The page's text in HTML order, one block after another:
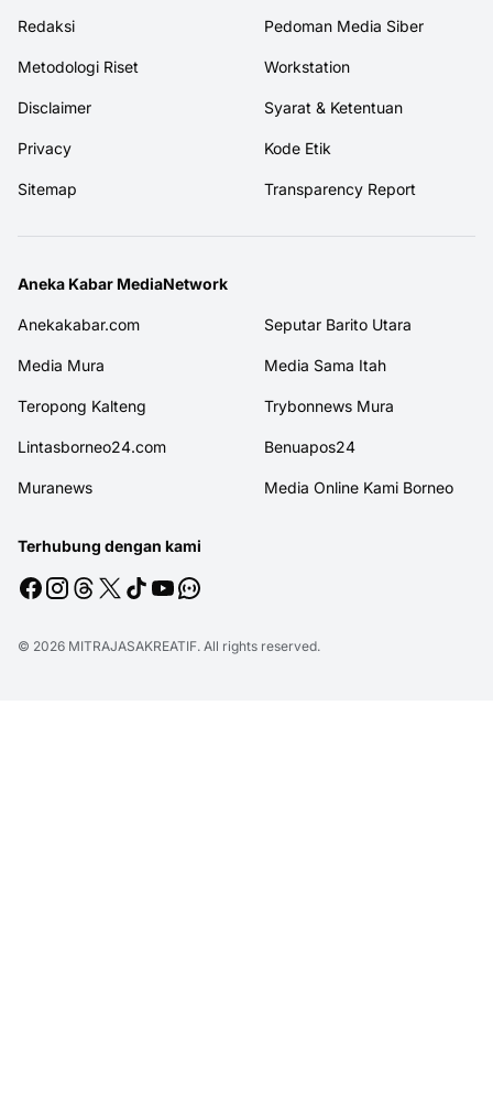
Redaksi Pedoman Media Siber
Metodologi Riset Workstation
Disclaimer Syarat & Ketentuan
Privacy Kode Etik
Sitemap Transparency Report
Aneka Kabar MediaNetwork
Anekakabar.com Seputar Barito Utara
Media Mura Media Sama Itah
Teropong Kalteng Trybonnews Mura
Lintasborneo24.com Benuapos24
Muranews Media Online Kami Borneo
Terhubung dengan kami
© 2026 MITRAJASAKREATIF. All rights reserved.